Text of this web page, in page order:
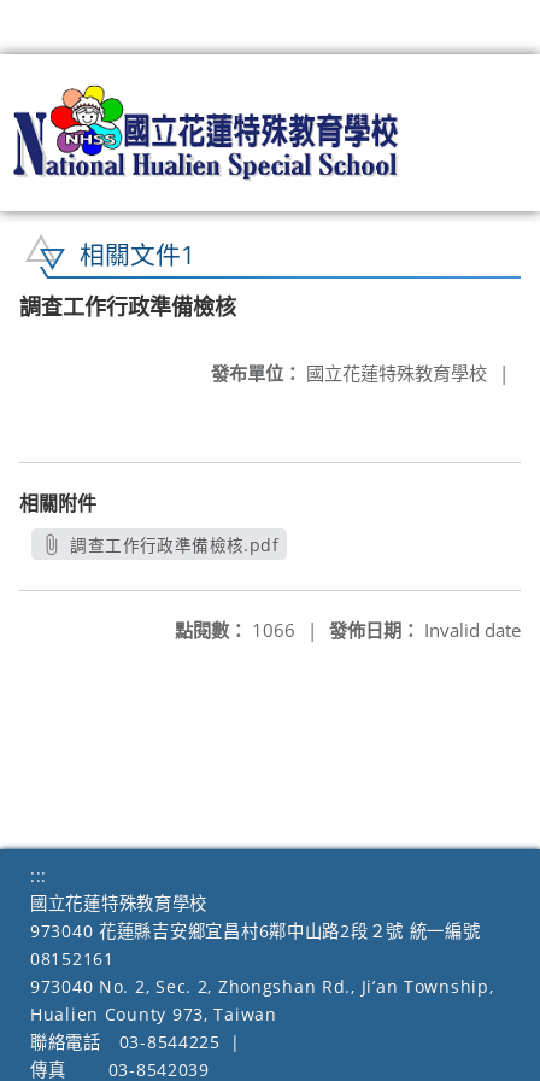
相關文件1
調查工作行政準備檢核
發布單位： 國立花蓮特殊教育學校 |
相關附件
調查工作行政準備檢核.pdf
發佈日期： Invalid date
點閱數： 1066 |
:::
國立花蓮特殊教育學校
973040 花蓮縣吉安鄉宜昌村6鄰中山路2段２號 統一編號
08152161
973040 No. 2, Sec. 2, Zhongshan Rd., Ji’an Township,
Hualien County 973, Taiwan
聯絡電話
03-8544225
|
傳真
03-8542039